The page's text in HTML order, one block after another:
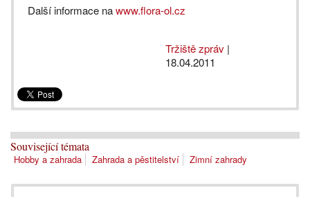
Další informace nawww.flora-ol.cz
Tržiště zpráv |
18.04.2011
Související témata
Hobby a zahrada Zahrada a pěstitelství Zimní zahrady